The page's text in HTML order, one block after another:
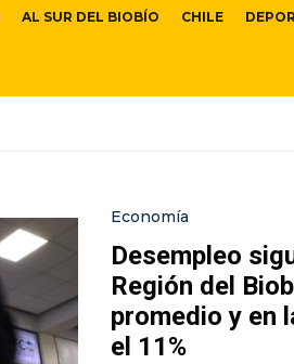
AL SUR DEL BIOBÍO CHILE
Economía
Desempleo
Región del
promedio y en
el 11%